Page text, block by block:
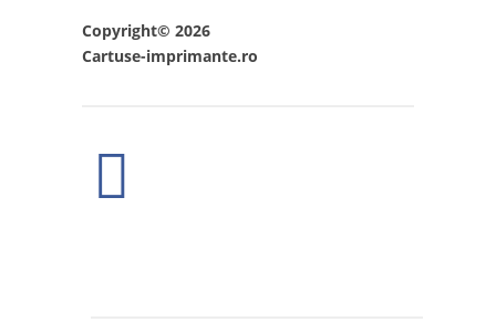
Copyright© 2026
Cartuse-imprimante.ro